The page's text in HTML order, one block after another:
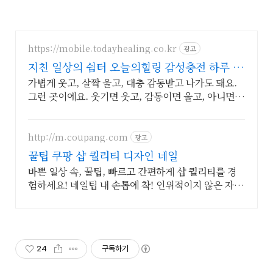
https://mobile.todayhealing.co.kr 광고
지친 일상의 쉼터 오늘의힐링 감성충전 하루 5
분 힐링타임
가볍게 웃고, 살짝 울고, 대충 감동받고 나가도 돼요.
그런 곳이에요. 웃기면 웃고, 감동이면 울고, 아니면
http://m.coupang.com 광고
꿀팁 쿠팡 샵 퀄리티 디자인 네일
바쁜 일상 속, 꿀팁, 빠르고 간편하게 샵 퀄리티를 경
험하세요! 네일팁 내 손톱에 착! 인위적이지 않은 자연
24 구독하기